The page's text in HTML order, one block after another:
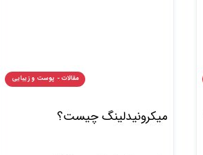
مقالات - پوست و زیبایی
میکرونیدلینگ چیست؟